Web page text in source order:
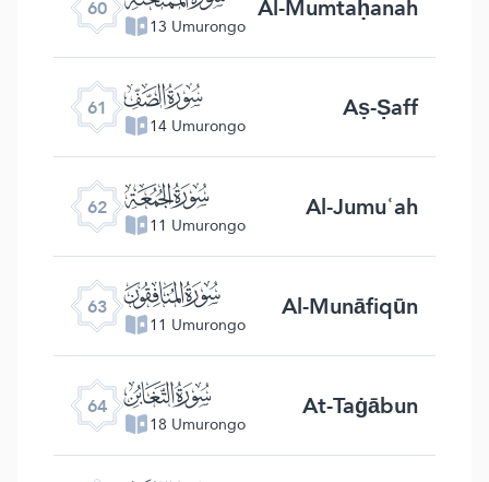
60
13 Umurongo
61 ﯪ
14 Umurongo Aṣ-Ṣaff
62 ﯫ
11 Umurongo Al-Jumuʿah
63 ﯬ
11 Umurongo Al-Munāfiqūn
64 ﯭ
18 Umurongo At-Taġābun